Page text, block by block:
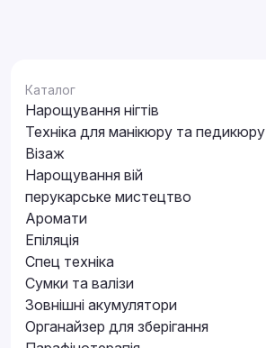
Каталог
Нарощування нігтів
Техніка для манікюру та педикюру
Візаж
Нарощування вій
перукарське мистецтво
Аромати
Епіляція
Спец техніка
Сумки та валізи
Зовнішні акумулятори
Органайзер для зберігання